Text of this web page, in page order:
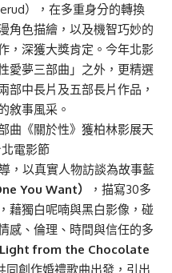
），在多重身分的轉換
角色描繪，以及機智巧妙的
，深獲大獎肯定。今年北影
愛夢三部曲」之外，更精選
部中長片及五部長片作品，
敘事風采。
曲《關於性》獲柏林影展天
電影節
，以真實人物訪談為故事藍
You Want）
，描寫30多
藉獨白呢喃與黑白影像，碰
感、倫理、時間與信任的多
Light from the Chocolate
同創作婚禮歌曲出發，引出